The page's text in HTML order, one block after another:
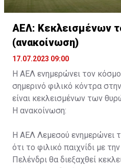
ΑΕΛ: Κεκλεισμένων
(ανακοίνωση)
17.07.2023 09:00
Η ΑΕΛ ενημερώνει τον
σημερινό φιλικό κόντρα
είναι κεκλεισμένων των
Η ανακοίνωση:
Η ΑΕΛ Λεμεσού ενημερώνει
ότι το φιλικό παιχνίδι με
Πελένδρι θα διεξαχθεί